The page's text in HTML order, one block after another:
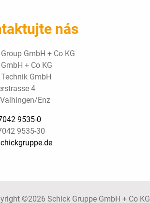
nás
GmbH + Co KG
+ Co KG
GmbH
4
Enz
9535-0
9535-30
©2026 Schick Gruppe GmbH + Co KG